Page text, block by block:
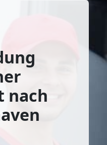
nach